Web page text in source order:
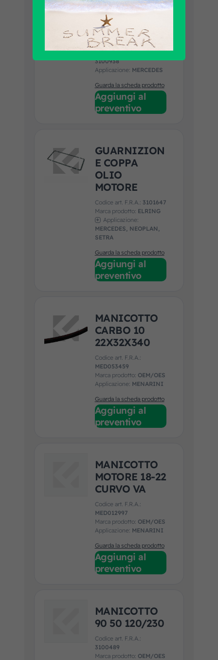
VALVOLA
CONTROLLO
PRESSIONE
Codice art. F.R.A.:
3100938
Applicazione: MERCEDES
Guarda la scheda prodotto
Aggiungi al
preventivo
GUARNIZION
E COPPA
OLIO
MOTORE
Codice art. F.R.A.: 3101647
Marca prodotto: ELRING
Applicazione:
MERCEDES, NEOPLAN,
SETRA
Guarda la scheda prodotto
Aggiungi al
preventivo
MANICOTTO
CARBO 10
22X32X340
Codice art. F.R.A.:
MED053459
Marca prodotto: OEM/OES
Applicazione: MENARINI
Guarda la scheda prodotto
Aggiungi al
preventivo
MANICOTTO
MOTORE 18-22
CURVO VA
Codice art. F.R.A.:
MED012997
Marca prodotto: OEM/OES
Applicazione: MENARINI
Guarda la scheda prodotto
Aggiungi al
preventivo
MANICOTTO
90 50 120/230
Codice art. F.R.A.:
3100489
Marca prodotto: OEM/OES